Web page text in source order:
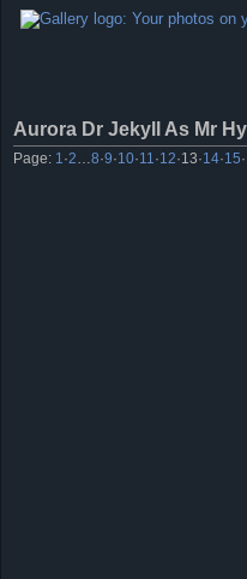
Aurora Dr Jekyll As Mr
Page: 1 ·2 8·9·10·11 ·12·13·14·15·